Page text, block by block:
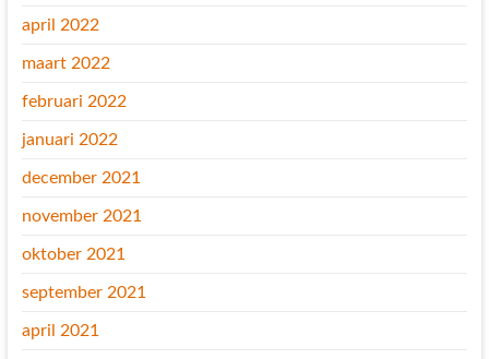
april 2022
maart 2022
februari 2022
januari 2022
december 2021
november 2021
oktober 2021
september 2021
april 2021